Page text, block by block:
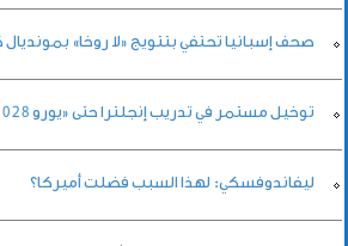
صحف إسبانيا تحتفي بتتويج «لا روخا» بمونديال
توخيل مستمر في تدريب إنجلترا حتى «يورو 2028»
ليفاندوفسكي: لهذا السبب فضلت أميركا؟